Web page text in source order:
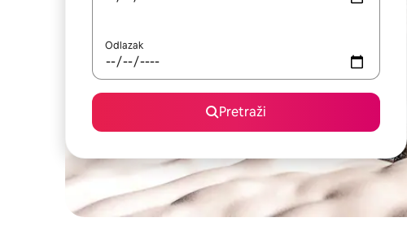
Odlazak
Pretraži